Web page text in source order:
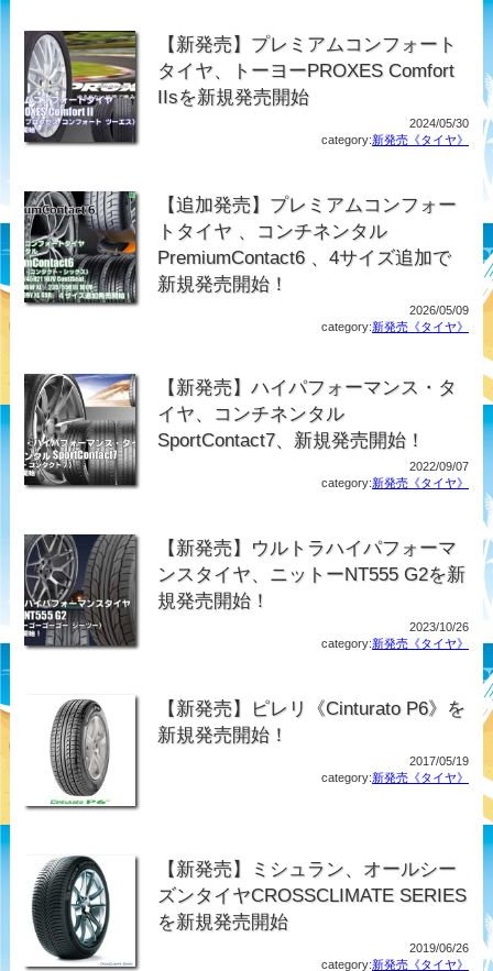
【新発売】プレミアムコンフォート
タイヤ、トーヨーPROXES Comfort
IIsを新規発売開始
2024/05/30
category:新発売《タイヤ》
【追加発売】プレミアムコンフォー
トタイヤ 、コンチネンタル
PremiumContact6 、4サイズ追加で
新規発売開始！
2026/05/09
category:新発売《タイヤ》
【新発売】ハイパフォーマンス・タ
イヤ、コンチネンタル
SportContact7、新規発売開始！
2022/09/07
category:新発売《タイヤ》
【新発売】ウルトラハイパフォーマ
ンスタイヤ、ニットーNT555 G2を新
規発売開始！
2023/10/26
category:新発売《タイヤ》
【新発売】ピレリ《Cinturato P6》を
新規発売開始！
2017/05/19
category:新発売《タイヤ》
【新発売】ミシュラン、オールシー
ズンタイヤCROSSCLIMATE SERIES
を新規発売開始
2019/06/26
category:新発売《タイヤ》